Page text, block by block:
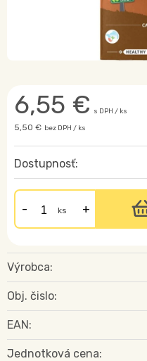
6,55 € s DPH / ks
5,50 € bez DPH / ks
Dostupnosť:
ks
Výrobca:
Obj. čislo:
EAN:
Jednotková cena: